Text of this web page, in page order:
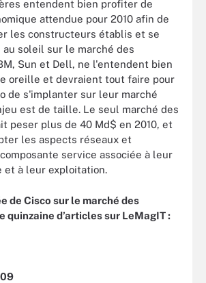
entendent bien profiter de
attendue pour 2010 afin de
les constructeurs établis et se
soleil sur le marché des
Sun et Dell, ne l'entendent bien
oreille et devraient tout faire pour
de s'implanter sur leur marché
est de taille. Le seul marché des
peser plus de 40 Md$ en 2010, et
les aspects réseaux et
service associée à leur
et à leur exploitation.
de Cisco sur le marché des
quinzaine d’articles sur LeMagIT :